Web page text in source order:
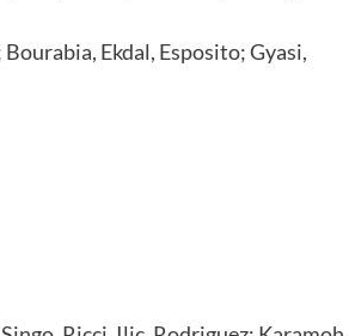
Ekdal, Esposito; Gyasi,